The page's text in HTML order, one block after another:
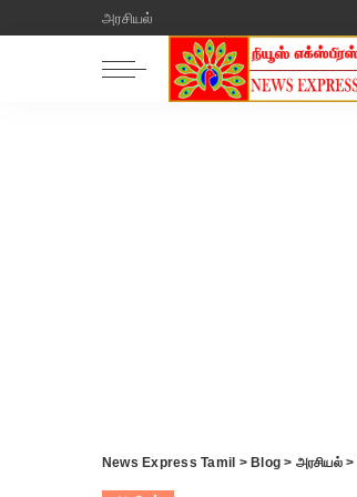
அரசியல்
News Express Tamil > Blog > அரசியல்>